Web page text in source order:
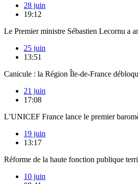
28 juin
19:12
Le Premier ministre Sébastien Lecornu a
25 juin
13:51
Canicule : la Région Île-de-France
21 juin
17:08
L’UNICEF France lance le premier
19 juin
13:17
Réforme de la haute fonction publique
10 juin